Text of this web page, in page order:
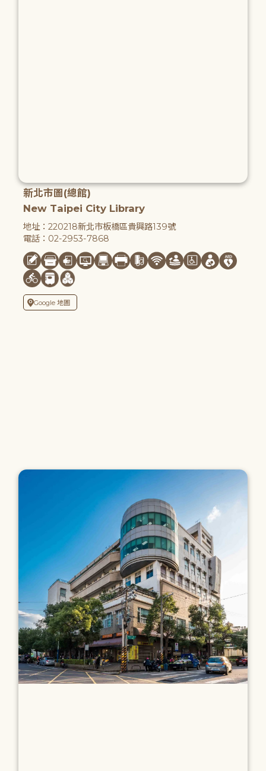
新北市圖(總館)
New Taipei City Library
地址：220218新北市板橋區貴興路139號
電話：02-2953-7868
Google 地圖